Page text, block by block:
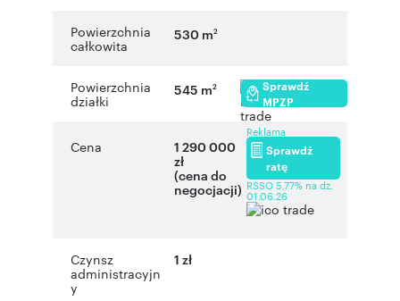
Powierzchnia
całkowita
530 m2
Powierzchnia
działki
545 m2
Sprawdź
MPZP
Cena
1 290 000
zł
(cena do
negocjacji)
Reklama
Sprawdź
ratę
RSSO 5,77% na dz.
01.06.26
Czynsz
administracyjn
y
1 zł